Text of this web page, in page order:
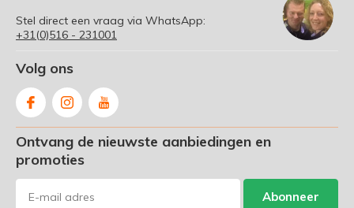
Stel direct een vraag via WhatsApp:
+31(0)516 - 231001
Volg ons
Ontvang de nieuwste aanbiedingen en
promoties
Abonneer